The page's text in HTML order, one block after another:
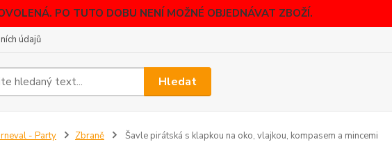
PO TUTO DOBU NENÍ MOŽNÉ OBJEDNÁVAT ZBOŽÍ.
údajů
Hledat
- Party Zbraně Šavle pirátská s klapkou na oko, vlajkou, kompasem a mincemi